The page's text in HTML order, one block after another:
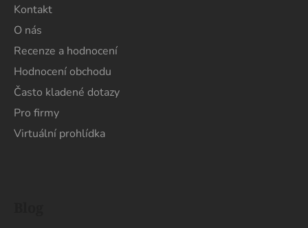
Kontakt
O nás
Recenze a hodnocení
Hodnocení obchodu
Často kladené dotazy
Pro firmy
Virtuální prohlídka